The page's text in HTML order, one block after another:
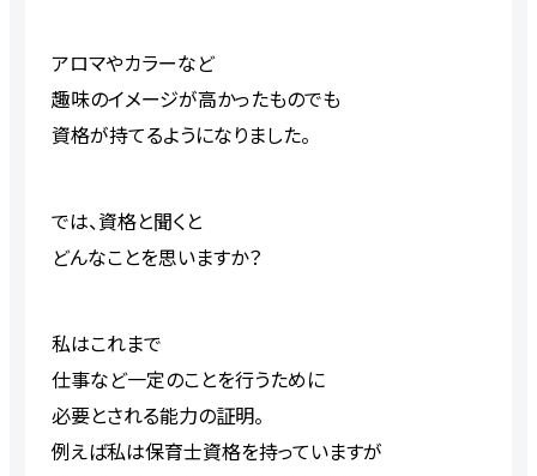
アロマやカラーなど
趣味のイメージが高かったものでも
資格が持てるようになりました。
では、資格と聞くと
どんなことを思いますか？
私はこれまで
仕事など一定のことを行うために
必要とされる能力の証明。
例えば私は保育士資格を持っていますが